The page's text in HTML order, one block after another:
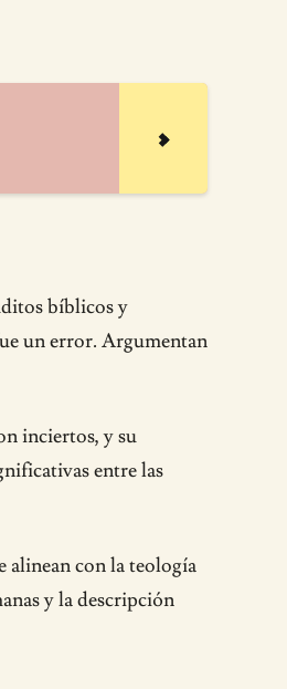
bíblicos y
un error. Argumentan
inciertos, y su
entre las
alinean con la teología
y la descripción